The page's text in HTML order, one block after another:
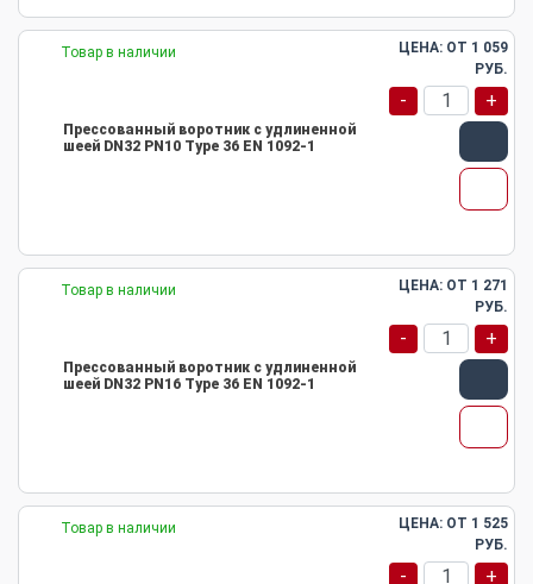
Товар в наличии
Прессованный воротник с удлиненной
шеей DN32 PN10 Type 36 EN 1092-1
ЦЕНА: ОТ 1 059
РУБ.
- +
Товар в наличии
Прессованный воротник с удлиненной
шеей DN32 PN16 Type 36 EN 1092-1
ЦЕНА: ОТ 1 271
РУБ.
- +
Товар в наличии ЦЕНА: ОТ 1 525
РУБ.
- +